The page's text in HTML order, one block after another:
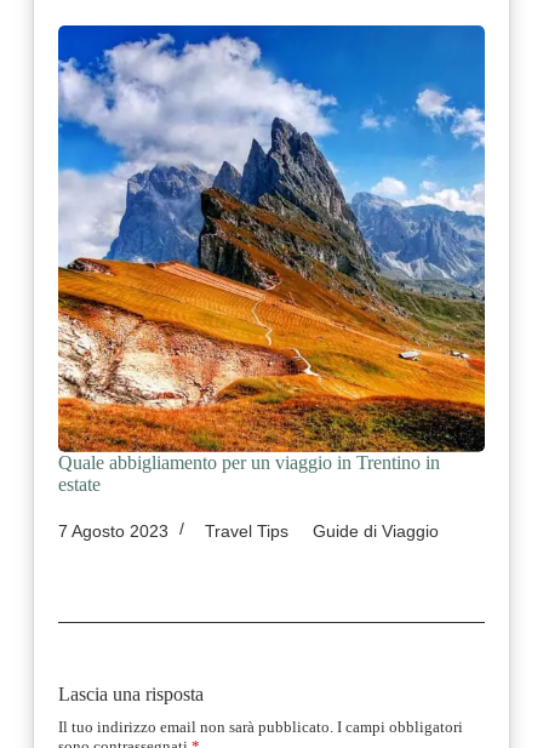
Quale abbigliamento per un viaggio in Trentino in
estate
7 Agosto 2023 Travel Tips Guide di Viaggio
Lascia una risposta
Il tuo indirizzo email non sarà pubblicato. I campi obbligatori